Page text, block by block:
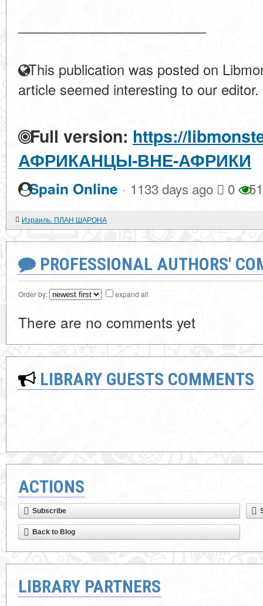
This publication was posted on
article seemed interesting to our editor.
Full version: https://
АФРИКАНЦЫ-ВНЕ-АФРИКИ
Spain Online · 1133 days ago 0
Израиль. ПЛАН ШАРОНА
PROFESSIONAL AUTHORS'
Order by: expand all
There are no comments yet
LIBRARY GUESTS COMMENTS
ACTIONS
Subscribe
Back to Blog
LIBRARY PARTNERS